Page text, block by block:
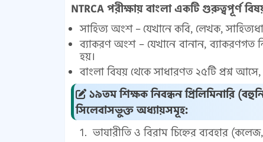
NTRCA পরীক্ষায় বাংলা একটি গুরুত্বপূর্ণ
সাহিত্য অংশ – যেখানে কবি, লেখক,
ব্যাকরণ অংশ – যেখানে বানান, ব্যাকরণগত
হয়।
বাংলা বিষয় থেকে সাধারণত ২৫টি প্রশ্ন আসে,
১৯তম শিক্ষক নিবন্ধন প্রিলিমিনারি
সিলেবাসভুক্ত অধ্যায়সমূহ:
ভাষারীতি ও বিরাম চিহ্নের ব্যবহার